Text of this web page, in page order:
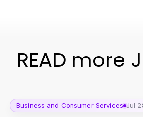
READ more
Business and Consumer Services Jul